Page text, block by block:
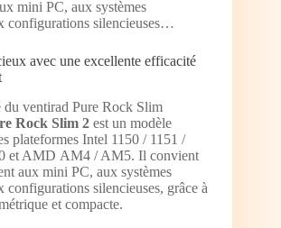
mini PC, aux systèmes
configurations silencieuses…
avec une excellente efficacité
du ventirad Pure Rock Slim
Rock Slim 2 est un modèle
plateformes Intel 1150 / 1151 /
et AMD AM4 / AM5. Il convient
aux mini PC, aux systèmes
configurations silencieuses, grâce à
et compacte.